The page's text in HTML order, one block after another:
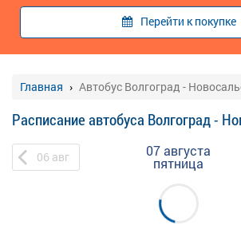
Перейти к покупке
Главная Автобус Волгоград -
Расписание автобуса Волгоград -
06 авг 07 августа
пятница